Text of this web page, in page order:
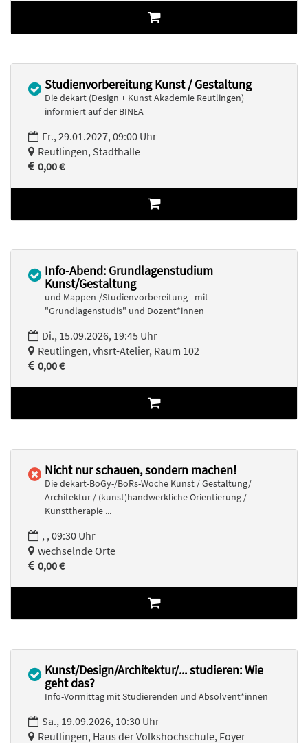
Studienvorbereitung Kunst / Gestaltung
Die dekart (Design + Kunst Akademie Reutlingen)
informiert auf der BINEA
Fr., 29.01.2027, 09:00 Uhr
Reutlingen, Stadthalle
0,00 €
Info-Abend: Grundlagenstudium
Kunst/Gestaltung
und Mappen-/Studienvorbereitung - mit
"Grundlagenstudis" und Dozent*innen
Di., 15.09.2026, 19:45 Uhr
Reutlingen, vhsrt-Atelier, Raum 102
0,00 €
Nicht nur schauen, sondern machen!
Die dekart-BoGy-/BoRs-Woche Kunst / Gestaltung/
Architektur / (kunst)handwerkliche Orientierung /
Kunsttherapie ...
, , 09:30 Uhr
wechselnde Orte
0,00 €
Kunst/Design/Architektur/... studieren: Wie
geht das?
Info-Vormittag mit Studierenden und Absolvent*innen
Sa., 19.09.2026, 10:30 Uhr
Reutlingen, Haus der Volkshochschule, Foyer